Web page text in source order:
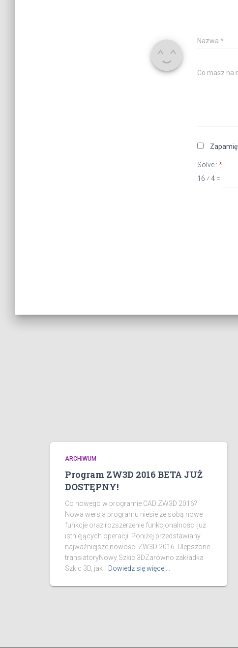
Nazwa *
Co masz na
Solve : *
16 ⁄ 4 =
ARCHIWUM
Program ZW3D 2016 BETA JUŻ
DOSTĘPNY!
Co nowego w programie CAD ZW3D 2016?
Nowa wersja programu niesie ze sobą nowe
funkcje oraz rozszerzenie funkcjonalności już
istniejących operacji. Poniżej przedstawiany
najważniejsze nowości ZW3D 2016. Ulepszone
translatoryNowy Szkic 3DZarówno zakładka
Szkic 3D, jak i Dowiedz się więcej…